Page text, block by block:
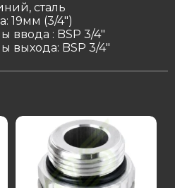
сталь
19мм (3/4″)
ввода : BSP 3/4″
выхода: BSP 3/4″